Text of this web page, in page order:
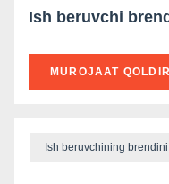
Ish beruvchi
MUROJAAT
Ish beruvchining